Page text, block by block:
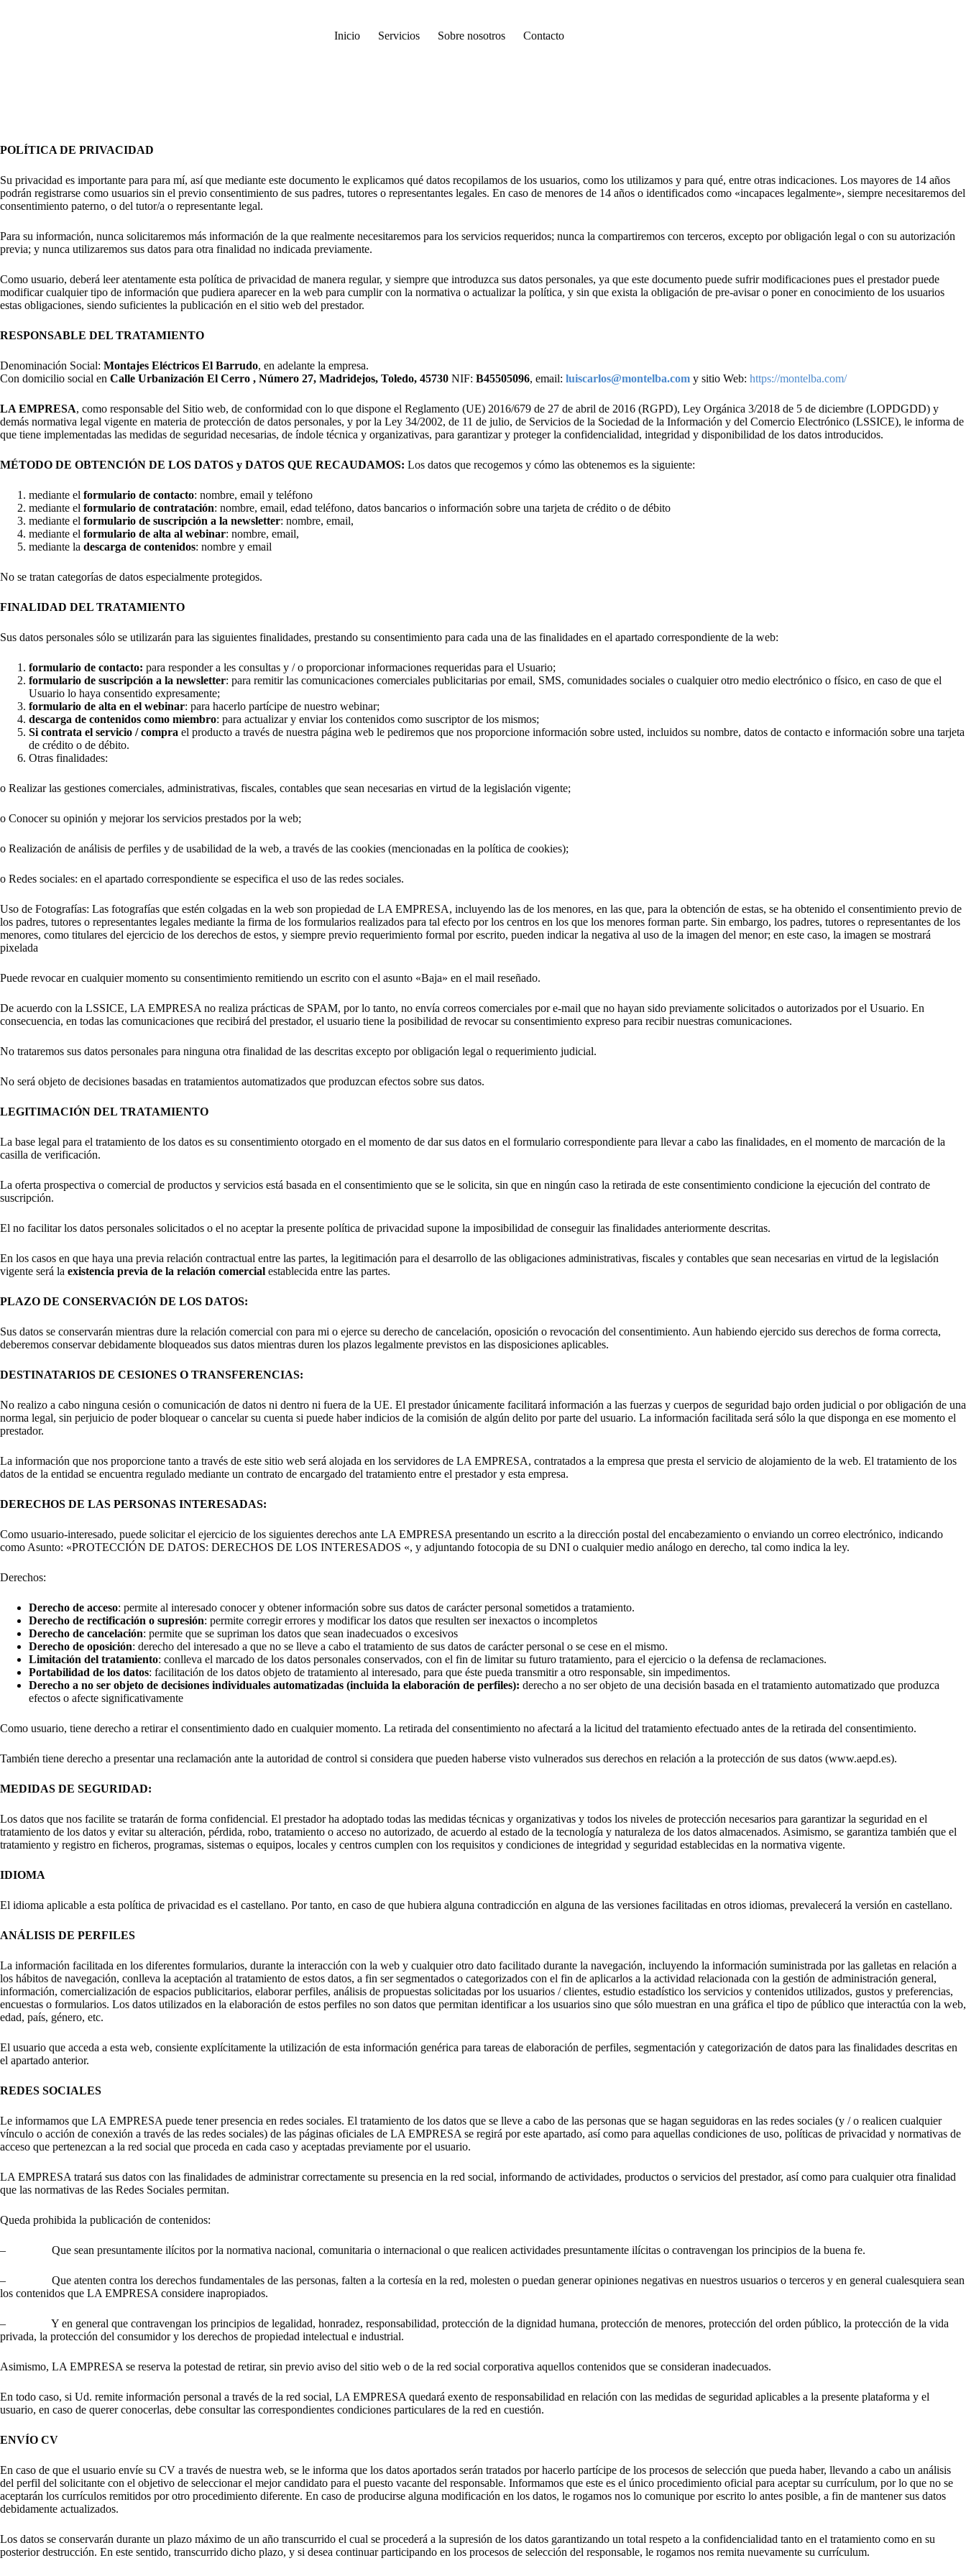
Inicio Servicios Sobre nosotros Contacto
POLÍTICA DE PRIVACIDAD
Su privacidad es importante para para mí, así que mediante este documento le explicamos qué datos recopilamos de los usuarios, como los utilizamos y para qué, entre otras indicaciones. Los mayores de 14 años
podrán registrarse como usuarios sin el previo consentimiento de sus padres, tutores o representantes legales. En caso de menores de 14 años o identificados como «incapaces legalmente», siempre necesitaremos del
consentimiento paterno, o del tutor/a o representante legal.
Para su información, nunca solicitaremos más información de la que realmente necesitaremos para los servicios requeridos; nunca la compartiremos con terceros, excepto por obligación legal o con su autorización
previa; y nunca utilizaremos sus datos para otra finalidad no indicada previamente.
Como usuario, deberá leer atentamente esta política de privacidad de manera regular, y siempre que introduzca sus datos personales, ya que este documento puede sufrir modificaciones pues el prestador puede
modificar cualquier tipo de información que pudiera aparecer en la web para cumplir con la normativa o actualizar la política, y sin que exista la obligación de pre-avisar o poner en conocimiento de los usuarios
estas obligaciones, siendo suficientes la publicación en el sitio web del prestador.
RESPONSABLE DEL TRATAMIENTO
Denominación Social: Montajes Eléctricos El Barrudo, en adelante la empresa.
Con domicilio social en Calle Urbanización El Cerro , Número 27, Madridejos, Toledo, 45730 NIF: B45505096, email: luiscarlos@montelba.com y sitio Web: https://montelba.com/
LA EMPRESA, como responsable del Sitio web, de conformidad con lo que dispone el Reglamento (UE) 2016/679 de 27 de abril de 2016 (RGPD), Ley Orgánica 3/2018 de 5 de diciembre (LOPDGDD) y
demás normativa legal vigente en materia de protección de datos personales, y por la Ley 34/2002, de 11 de julio, de Servicios de la Sociedad de la Información y del Comercio Electrónico (LSSICE), le informa de
que tiene implementadas las medidas de seguridad necesarias, de índole técnica y organizativas, para garantizar y proteger la confidencialidad, integridad y disponibilidad de los datos introducidos.
MÉTODO DE OBTENCIÓN DE LOS DATOS y DATOS QUE RECAUDAMOS: Los datos que recogemos y cómo las obtenemos es la siguiente:
mediante el formulario de contacto: nombre, email y teléfono
mediante el formulario de contratación: nombre, email, edad teléfono, datos bancarios o información sobre una tarjeta de crédito o de débito
mediante el formulario de suscripción a la newsletter: nombre, email,
mediante el formulario de alta al webinar: nombre, email,
mediante la descarga de contenidos: nombre y email
No se tratan categorías de datos especialmente protegidos.
FINALIDAD DEL TRATAMIENTO
Sus datos personales sólo se utilizarán para las siguientes finalidades, prestando su consentimiento para cada una de las finalidades en el apartado correspondiente de la web:
formulario de contacto: para responder a les consultas y / o proporcionar informaciones requeridas para el Usuario;
formulario de suscripción a la newsletter: para remitir las comunicaciones comerciales publicitarias por email, SMS, comunidades sociales o cualquier otro medio electrónico o físico, en caso de que el
Usuario lo haya consentido expresamente;
formulario de alta en el webinar: para hacerlo partícipe de nuestro webinar;
descarga de contenidos como miembro: para actualizar y enviar los contenidos como suscriptor de los mismos;
Si contrata el servicio / compra el producto a través de nuestra página web le pediremos que nos proporcione información sobre usted, incluidos su nombre, datos de contacto e información sobre una tarjeta
de crédito o de débito.
Otras finalidades:
o Realizar las gestiones comerciales, administrativas, fiscales, contables que sean necesarias en virtud de la legislación vigente;
o Conocer su opinión y mejorar los servicios prestados por la web;
o Realización de análisis de perfiles y de usabilidad de la web, a través de las cookies (mencionadas en la política de cookies);
o Redes sociales: en el apartado correspondiente se especifica el uso de las redes sociales.
Uso de Fotografías: Las fotografías que estén colgadas en la web son propiedad de LA EMPRESA, incluyendo las de los menores, en las que, para la obtención de estas, se ha obtenido el consentimiento previo de
los padres, tutores o representantes legales mediante la firma de los formularios realizados para tal efecto por los centros en los que los menores forman parte. Sin embargo, los padres, tutores o representantes de los
menores, como titulares del ejercicio de los derechos de estos, y siempre previo requerimiento formal por escrito, pueden indicar la negativa al uso de la imagen del menor; en este caso, la imagen se mostrará
pixelada
Puede revocar en cualquier momento su consentimiento remitiendo un escrito con el asunto «Baja» en el mail reseñado.
De acuerdo con la LSSICE, LA EMPRESA no realiza prácticas de SPAM, por lo tanto, no envía correos comerciales por e-mail que no hayan sido previamente solicitados o autorizados por el Usuario. En
consecuencia, en todas las comunicaciones que recibirá del prestador, el usuario tiene la posibilidad de revocar su consentimiento expreso para recibir nuestras comunicaciones.
No trataremos sus datos personales para ninguna otra finalidad de las descritas excepto por obligación legal o requerimiento judicial.
No será objeto de decisiones basadas en tratamientos automatizados que produzcan efectos sobre sus datos.
LEGITIMACIÓN DEL TRATAMIENTO
La base legal para el tratamiento de los datos es su consentimiento otorgado en el momento de dar sus datos en el formulario correspondiente para llevar a cabo las finalidades, en el momento de marcación de la
casilla de verificación.
La oferta prospectiva o comercial de productos y servicios está basada en el consentimiento que se le solicita, sin que en ningún caso la retirada de este consentimiento condicione la ejecución del contrato de
suscripción.
El no facilitar los datos personales solicitados o el no aceptar la presente política de privacidad supone la imposibilidad de conseguir las finalidades anteriormente descritas.
En los casos en que haya una previa relación contractual entre las partes, la legitimación para el desarrollo de las obligaciones administrativas, fiscales y contables que sean necesarias en virtud de la legislación
vigente será la existencia previa de la relación comercial establecida entre las partes.
PLAZO DE CONSERVACIÓN DE LOS DATOS:
Sus datos se conservarán mientras dure la relación comercial con para mi o ejerce su derecho de cancelación, oposición o revocación del consentimiento. Aun habiendo ejercido sus derechos de forma correcta,
deberemos conservar debidamente bloqueados sus datos mientras duren los plazos legalmente previstos en las disposiciones aplicables.
DESTINATARIOS DE CESIONES O TRANSFERENCIAS:
No realizo a cabo ninguna cesión o comunicación de datos ni dentro ni fuera de la UE. El prestador únicamente facilitará información a las fuerzas y cuerpos de seguridad bajo orden judicial o por obligación de una
norma legal, sin perjuicio de poder bloquear o cancelar su cuenta si puede haber indicios de la comisión de algún delito por parte del usuario. La información facilitada será sólo la que disponga en ese momento el
prestador.
La información que nos proporcione tanto a través de este sitio web será alojada en los servidores de LA EMPRESA, contratados a la empresa que presta el servicio de alojamiento de la web. El tratamiento de los
datos de la entidad se encuentra regulado mediante un contrato de encargado del tratamiento entre el prestador y esta empresa.
DERECHOS DE LAS PERSONAS INTERESADAS:
Como usuario-interesado, puede solicitar el ejercicio de los siguientes derechos ante LA EMPRESA presentando un escrito a la dirección postal del encabezamiento o enviando un correo electrónico, indicando
como Asunto: «PROTECCIÓN DE DATOS: DERECHOS DE LOS INTERESADOS «, y adjuntando fotocopia de su DNI o cualquier medio análogo en derecho, tal como indica la ley.
Derechos:
Derecho de acceso: permite al interesado conocer y obtener información sobre sus datos de carácter personal sometidos a tratamiento.
Derecho de rectificación o supresión: permite corregir errores y modificar los datos que resulten ser inexactos o incompletos
Derecho de cancelación: permite que se supriman los datos que sean inadecuados o excesivos
Derecho de oposición: derecho del interesado a que no se lleve a cabo el tratamiento de sus datos de carácter personal o se cese en el mismo.
Limitación del tratamiento: conlleva el marcado de los datos personales conservados, con el fin de limitar su futuro tratamiento, para el ejercicio o la defensa de reclamaciones.
Portabilidad de los datos: facilitación de los datos objeto de tratamiento al interesado, para que éste pueda transmitir a otro responsable, sin impedimentos.
Derecho a no ser objeto de decisiones individuales automatizadas (incluida la elaboración de perfiles): derecho a no ser objeto de una decisión basada en el tratamiento automatizado que produzca
efectos o afecte significativamente
Como usuario, tiene derecho a retirar el consentimiento dado en cualquier momento. La retirada del consentimiento no afectará a la licitud del tratamiento efectuado antes de la retirada del consentimiento.
También tiene derecho a presentar una reclamación ante la autoridad de control si considera que pueden haberse visto vulnerados sus derechos en relación a la protección de sus datos (www.aepd.es).
MEDIDAS DE SEGURIDAD:
Los datos que nos facilite se tratarán de forma confidencial. El prestador ha adoptado todas las medidas técnicas y organizativas y todos los niveles de protección necesarios para garantizar la seguridad en el
tratamiento de los datos y evitar su alteración, pérdida, robo, tratamiento o acceso no autorizado, de acuerdo al estado de la tecnología y naturaleza de los datos almacenados. Asimismo, se garantiza también que el
tratamiento y registro en ficheros, programas, sistemas o equipos, locales y centros cumplen con los requisitos y condiciones de integridad y seguridad establecidas en la normativa vigente.
IDIOMA
El idioma aplicable a esta política de privacidad es el castellano. Por tanto, en caso de que hubiera alguna contradicción en alguna de las versiones facilitadas en otros idiomas, prevalecerá la versión en castellano.
ANÁLISIS DE PERFILES
La información facilitada en los diferentes formularios, durante la interacción con la web y cualquier otro dato facilitado durante la navegación, incluyendo la información suministrada por las galletas en relación a
los hábitos de navegación, conlleva la aceptación al tratamiento de estos datos, a fin ser segmentados o categorizados con el fin de aplicarlos a la actividad relacionada con la gestión de administración general,
información, comercialización de espacios publicitarios, elaborar perfiles, análisis de propuestas solicitadas por los usuarios / clientes, estudio estadístico los servicios y contenidos utilizados, gustos y preferencias,
encuestas o formularios. Los datos utilizados en la elaboración de estos perfiles no son datos que permitan identificar a los usuarios sino que sólo muestran en una gráfica el tipo de público que interactúa con la web,
edad, país, género, etc.
El usuario que acceda a esta web, consiente explícitamente la utilización de esta información genérica para tareas de elaboración de perfiles, segmentación y categorización de datos para las finalidades descritas en
el apartado anterior.
REDES SOCIALES
Le informamos que LA EMPRESA puede tener presencia en redes sociales. El tratamiento de los datos que se lleve a cabo de las personas que se hagan seguidoras en las redes sociales (y / o realicen cualquier
vínculo o acción de conexión a través de las redes sociales) de las páginas oficiales de LA EMPRESA se regirá por este apartado, así como para aquellas condiciones de uso, políticas de privacidad y normativas de
acceso que pertenezcan a la red social que proceda en cada caso y aceptadas previamente por el usuario.
LA EMPRESA tratará sus datos con las finalidades de administrar correctamente su presencia en la red social, informando de actividades, productos o servicios del prestador, así como para cualquier otra finalidad
que las normativas de las Redes Sociales permitan.
Queda prohibida la publicación de contenidos:
– Que sean presuntamente ilícitos por la normativa nacional, comunitaria o internacional o que realicen actividades presuntamente ilícitas o contravengan los principios de la buena fe.
– Que atenten contra los derechos fundamentales de las personas, falten a la cortesía en la red, molesten o puedan generar opiniones negativas en nuestros usuarios o terceros y en general cualesquiera sean
los contenidos que LA EMPRESA considere inapropiados.
– Y en general que contravengan los principios de legalidad, honradez, responsabilidad, protección de la dignidad humana, protección de menores, protección del orden público, la protección de la vida
privada, la protección del consumidor y los derechos de propiedad intelectual e industrial.
Asimismo, LA EMPRESA se reserva la potestad de retirar, sin previo aviso del sitio web o de la red social corporativa aquellos contenidos que se consideran inadecuados.
En todo caso, si Ud. remite información personal a través de la red social, LA EMPRESA quedará exento de responsabilidad en relación con las medidas de seguridad aplicables a la presente plataforma y el
usuario, en caso de querer conocerlas, debe consultar las correspondientes condiciones particulares de la red en cuestión.
ENVÍO CV
En caso de que el usuario envíe su CV a través de nuestra web, se le informa que los datos aportados serán tratados por hacerlo partícipe de los procesos de selección que pueda haber, llevando a cabo un análisis
del perfil del solicitante con el objetivo de seleccionar el mejor candidato para el puesto vacante del responsable. Informamos que este es el único procedimiento oficial para aceptar su currículum, por lo que no se
aceptarán los currículos remitidos por otro procedimiento diferente. En caso de producirse alguna modificación en los datos, le rogamos nos lo comunique por escrito lo antes posible, a fin de mantener sus datos
debidamente actualizados.
Los datos se conservarán durante un plazo máximo de un año transcurrido el cual se procederá a la supresión de los datos garantizando un total respeto a la confidencialidad tanto en el tratamiento como en su
posterior destrucción. En este sentido, transcurrido dicho plazo, y si desea continuar participando en los procesos de selección del responsable, le rogamos nos remita nuevamente su currículum.